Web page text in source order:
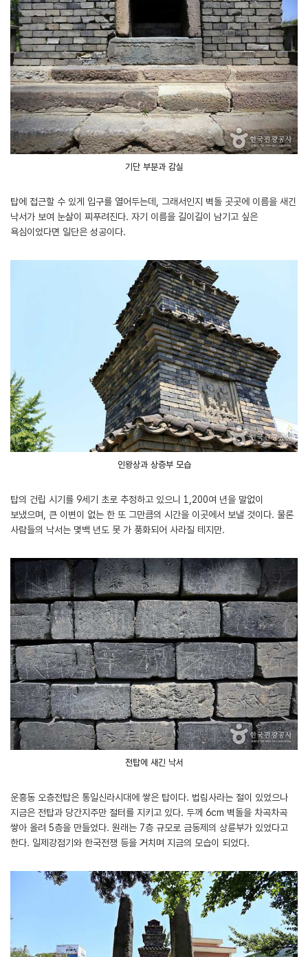
기단 부분과 감실
탑에 접근할 수 있게 입구를 열어두는데, 그래서인지 벽돌 곳곳에 이름을 새긴
낙서가 보여 눈살이 찌푸려진다. 자기 이름을 길이길이 남기고 싶은
욕심이었다면 일단은 성공이다.
인왕상과 상층부 모습
탑의 건립 시기를 9세기 초로 추정하고 있으니 1,200여 년을 말없이
보냈으며, 큰 이변이 없는 한 또 그만큼의 시간을 이곳에서 보낼 것이다. 물론
사람들의 낙서는 몇백 년도 못 가 풍화되어 사라질 테지만.
전탑에 새긴 낙서
운흥동 오층전탑은 통일신라시대에 쌓은 탑이다. 법림사라는 절이 있었으나
지금은 전탑과 당간지주만 절터를 지키고 있다. 두께 6cm 벽돌을 차곡차곡
쌓아 올려 5층을 만들었다. 원래는 7층 규모로 금동제의 상륜부가 있었다고
한다. 일제강점기와 한국전쟁 등을 거치며 지금의 모습이 되었다.